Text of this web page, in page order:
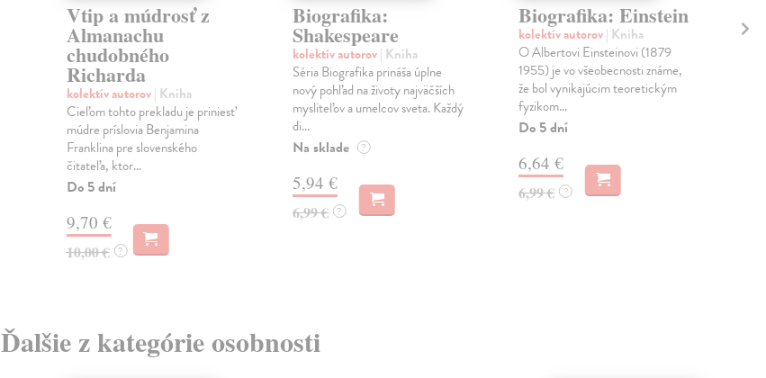
Vtip a múdrosť z
Almanachu
chudobného
Richarda
kolektív autorov| Kniha
Cieľom tohto prekladu je priniesť
múdre príslovia Benjamina
Franklina pre slovenského
čitateľa, ktor...
Do 5 dní
9,70 €
10,00 € ?
Biografika:
Shakespeare
kolektív autorov| Kniha
Séria Biografika prináša úplne
nový pohľad na životy najväčších
mysliteľov a umelcov sveta. Každý
di...
Na sklade ?
5,94 €
6,99 € ?
Biografika: Einstein
kolektív autorov| Kniha
O Albertovi Einsteinovi (1879
1955) je vo všeobecnosti známe,
že bol vynikajúcim teoretickým
fyzikom...
Do 5 dní
6,64 €
6,99 € ?
Ďalšie z kategórie osobnosti